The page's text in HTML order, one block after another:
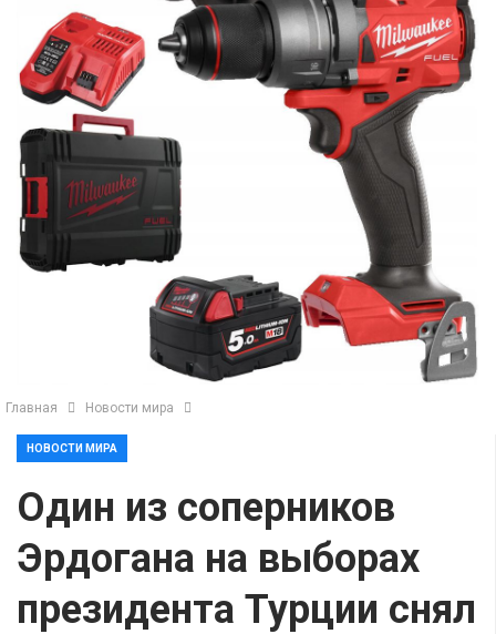
Главная Новости мира
НОВОСТИ МИРА
Один из соперников
Эрдогана на выборах
президента Турции снял